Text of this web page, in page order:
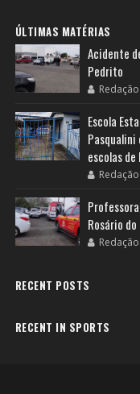
ÚLTIMAS MATÉRIAS
Acidente
Pedrito
Redação
Escola
Pasqualini
escolas
Redação
Rosário do
Redação
RECENT POSTS
RECENT IN SPORTS